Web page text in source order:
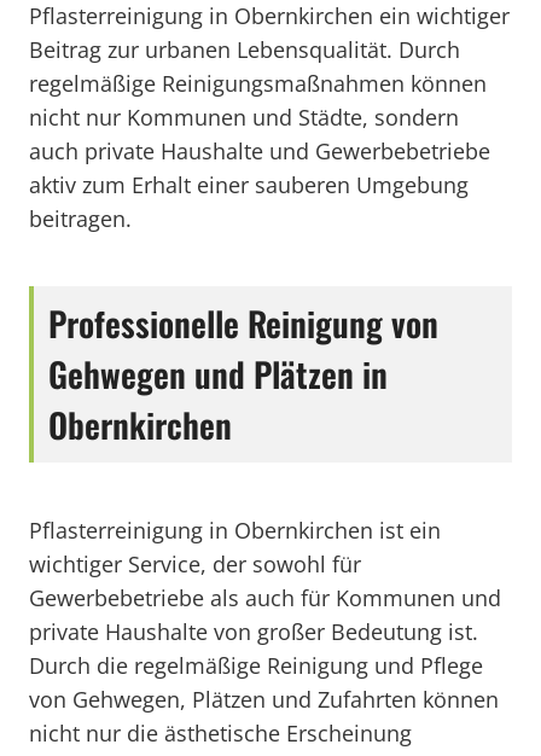
Pflasterreinigung in Obernkirchen ein wichtiger
Beitrag zur urbanen Lebensqualität. Durch
regelmäßige Reinigungsmaßnahmen können
nicht nur Kommunen und Städte, sondern
auch private Haushalte und Gewerbebetriebe
aktiv zum Erhalt einer sauberen Umgebung
beitragen.
Professionelle Reinigung von
Gehwegen und Plätzen in
Obernkirchen
Pflasterreinigung in Obernkirchen ist ein
wichtiger Service, der sowohl für
Gewerbebetriebe als auch für Kommunen und
private Haushalte von großer Bedeutung ist.
Durch die regelmäßige Reinigung und Pflege
von Gehwegen, Plätzen und Zufahrten können
nicht nur die ästhetische Erscheinung